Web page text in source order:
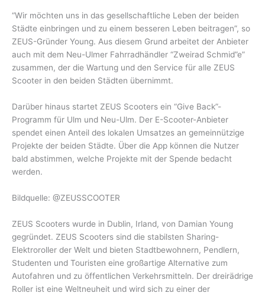
“Wir möchten uns in das gesellschaftliche Leben der beiden
Städte einbringen und zu einem besseren Leben beitragen”, so
ZEUS-Gründer Young. Aus diesem Grund arbeitet der Anbieter
auch mit dem Neu-Ulmer Fahrradhändler “Zweirad Schmid”e”
zusammen, der die Wartung und den Service für alle ZEUS
Scooter in den beiden Städten übernimmt.
Darüber hinaus startet ZEUS Scooters ein “Give Back”-
Programm für Ulm und Neu-Ulm. Der E-Scooter-Anbieter
spendet einen Anteil des lokalen Umsatzes an gemeinnützige
Projekte der beiden Städte. Über die App können die Nutzer
bald abstimmen, welche Projekte mit der Spende bedacht
werden.
Bildquelle: @ZEUSSCOOTER
ZEUS Scooters wurde in Dublin, Irland, von Damian Young
gegründet. ZEUS Scooters sind die stabilsten Sharing-
Elektroroller der Welt und bieten Stadtbewohnern, Pendlern,
Studenten und Touristen eine großartige Alternative zum
Autofahren und zu öffentlichen Verkehrsmitteln. Der dreirädrige
Roller ist eine Weltneuheit und wird sich zu einer der